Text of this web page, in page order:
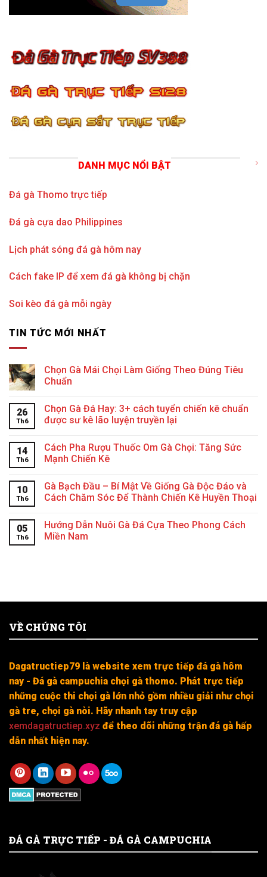
DANH MỤC NỔI BẬT
Đá gà Thomo trực tiếp
Đá gà cựa dao Philippines
Lịch phát sóng đá gà hôm nay
Cách fake IP để xem đá gà không bị chặn
Soi kèo đá gà mỗi ngày
TIN TỨC MỚI NHẤT
Chọn Gà Mái Chọi Làm Giống Theo Đúng Tiêu
Chuẩn
26
Th6
Chọn Gà Đá Hay: 3+ cách tuyển chiến kê chuẩn
được sư kê lão luyện truyền lại
14
Th6
Cách Pha Rượu Thuốc Om Gà Chọi: Tăng Sức
Mạnh Chiến Kê
10
Th6
Gà Bạch Đầu – Bí Mật Về Giống Gà Độc Đáo và
Cách Chăm Sóc Để Thành Chiến Kê Huyền Thoại
05
Th6
Hướng Dẫn Nuôi Gà Đá Cựa Theo Phong Cách
Miền Nam
VỀ CHÚNG TÔI
Dagatructiep79 là website xem trực tiếp đá gà hôm
nay - Đá gà campuchia chọi gà thomo. Phát trực tiếp
những cuộc thi chọi gà lớn nhỏ gồm nhiều giải như chọi
gà tre, chọi gà nòi. Hãy nhanh tay truy cập
xemdagatructiep.xyz để theo dõi những trận đá gà hấp
dẫn nhất hiện nay.
ĐÁ GÀ TRỰC TIẾP - ĐÁ GÀ CAMPUCHIA